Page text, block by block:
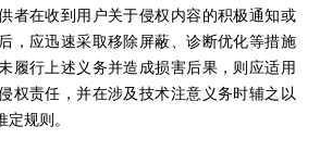
者在收到用户关于侵权内容的积极通知或
，应迅速采取移除屏蔽、诊断优化等措施
履行上述义务并造成损害后果，则应适用
权责任，并在涉及技术注意义务时辅之以
规则。